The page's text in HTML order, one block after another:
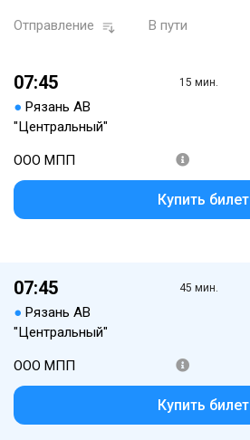
Отправление В пути
07:45
● Рязань АВ
"Центральный"
15 мин.
ООО МПП
Купить билет
07:45
● Рязань АВ
"Центральный"
45 мин.
ООО МПП
Купить билет